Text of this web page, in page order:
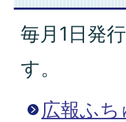
毎月1日発
す。
広報ふ